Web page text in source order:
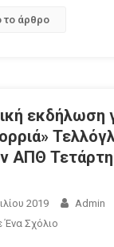
το άρθρο
εκδήλωση
ΑΠΘ Τετάρτη
2019
Admin
Σχόλιο